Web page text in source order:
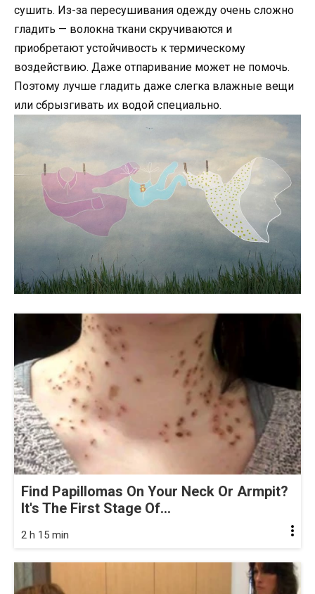
сушить. Из-за пересушивания одежду очень сложно
гладить — волокна ткани скручиваются и
приобретают устойчивость к термическому
воздействию. Даже отпаривание может не помочь.
Поэтому лучше гладить даже слегка влажные вещи
или сбрызгивать их водой специально.
Find Papillomas On Your Neck Or Armpit?
It's The First Stage Of...
2 h 15 min